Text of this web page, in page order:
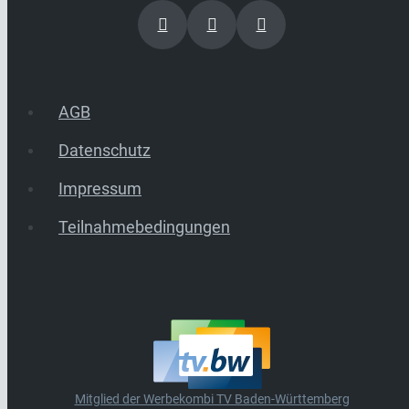
AGB
Datenschutz
Impressum
Teilnahmebedingungen
Mitglied der Werbekombi TV Baden-Württemberg